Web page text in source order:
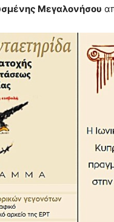
Μεγαλονήσου